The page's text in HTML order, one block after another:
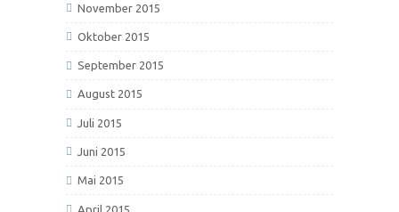
November 2015
Oktober 2015
September 2015
August 2015
Juli 2015
Juni 2015
Mai 2015
April 2015